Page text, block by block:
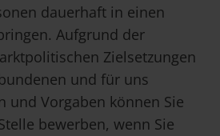
dauerhaft in einen
Aufgrund der
Zielsetzungen
und für uns
und Vorgaben können Sie
bewerben, wenn Sie